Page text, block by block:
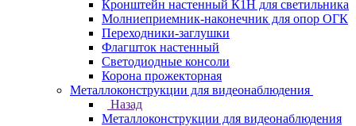
Кронштейн настенный К1Н для светильника
Молниеприемник-наконечник для опор ОГК
Переходники-заглушки
Флагшток настенный
Светодиодные консоли
Корона прожекторная
Металлоконструкции для видеонаблюдения
Назад
Металлоконструкции для видеонаблюдения